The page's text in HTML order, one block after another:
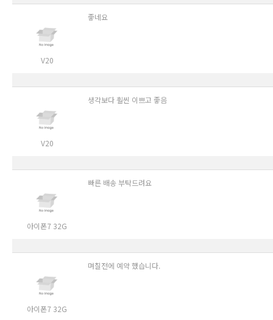
V20
좋네요
V20
생각보다 훨씬 이쁘고 좋음
아이폰7 32G
빠른 배송 부탁드려요
아이폰7 32G
며칠전에 예약 했습니다.